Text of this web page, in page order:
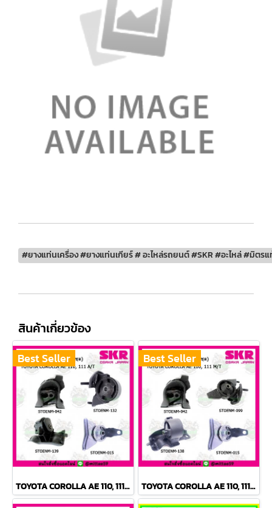
#ยางแท่นเครื่อง #ยางแท่นเกียร์ # อะไหล่รถยนต์ #SKR #อะไหล่ #มิตร
สินค้าเกี่ยวข้อง
Best Seller
TOYOTA COROLLA AE 110, 111 A/T สามห่วง ยางแท่นเครื่องครบชุด SKR
Best Seller
TOYOTA COROLLA AE 110, 111 M/T สามห่วง ยางแท่นเครื่องครบชุด SKR